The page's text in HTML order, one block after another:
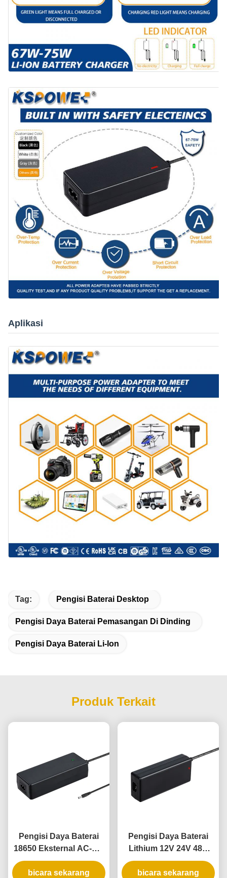
Aplikasi
Tag: Pengisi Baterai Desktop
Pengisi Daya Baterai Pemasangan Di Dinding
Pengisi Daya Baterai Li-Ion
Produk Terkait
Pengisi Daya Baterai
18650 Eksternal AC-DC
25.2 Volt 4 Amp dengan
Material Tahan Api PC
bicara sekarang
Pengisi Daya Baterai
Lithium 12V 24V 48V
2.5A dengan Material
Tahan Api PC dan
bicara sekarang